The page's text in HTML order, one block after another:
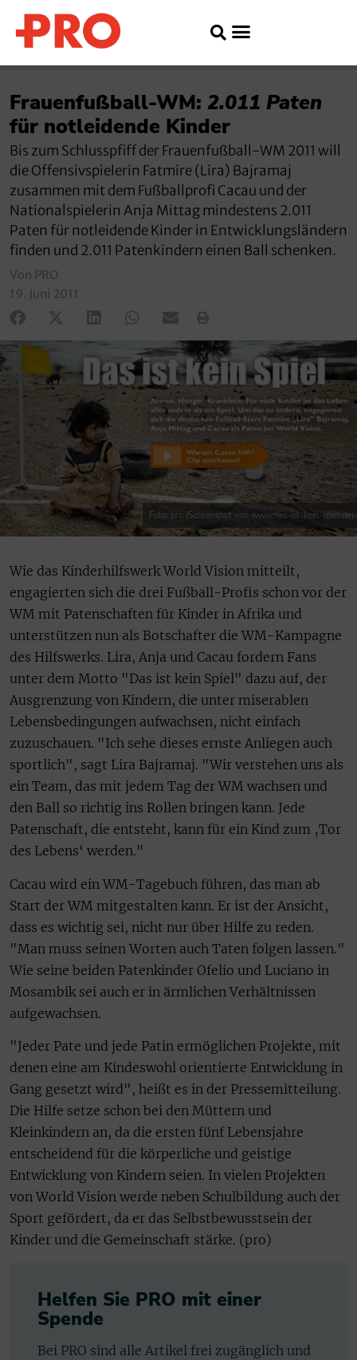
Frauenfußball-WM: 2.011 Paten
für notleidende Kinder
Bis zum Schlusspfiff der Frauenfußball-WM 2011 will
die Offensivspielerin Fatmire (Lira) Bajramaj
zusammen mit dem Fußballprofi Cacau und der
Nationalspielerin Anja Mittag mindestens 2.011
Paten für notleidende Kinder in Entwicklungsländern
finden und 2.011 Patenkindern einen Ball schenken.
Von PRO
19. Juni 2011
Foto: pro (Screenshot von www.das-ist-kein-spiel.de)
Wie das Kinderhilfswerk World Vision mitteilt,
engagierten sich die drei Fußball-Profis schon vor der
WM mit Patenschaften für Kinder in Afrika und
unterstützen nun als Botschafter die WM-Kampagne
des Hilfswerks. Lira, Anja und Cacau fordern Fans
unter dem Motto "Das ist kein Spiel" dazu auf, der
Ausgrenzung von Kindern, die unter miserablen
Lebensbedingungen aufwachsen, nicht einfach
zuzuschauen. "Ich sehe dieses ernste Anliegen auch
sportlich", sagt Lira Bajramaj. "Wir verstehen uns als
ein Team, das mit jedem Tag der WM wachsen und
den Ball so richtig ins Rollen bringen kann. Jede
Patenschaft, die entsteht, kann für ein Kind zum ‚Tor
des Lebens‘ werden."
Cacau wird ein WM-Tagebuch führen, das man ab
Start der WM mitgestalten kann. Er ist der Ansicht,
dass es wichtig sei, nicht nur über Hilfe zu reden.
"Man muss seinen Worten auch Taten folgen lassen."
Wie seine beiden Patenkinder Ofelio und Luciano in
Mosambik sei auch er in ärmlichen Verhältnissen
aufgewachsen.
"Jeder Pate und jede Patin ermöglichen Projekte, mit
denen eine am Kindeswohl orientierte Entwicklung in
Gang gesetzt wird", heißt es in der Pressemitteilung.
Die Hilfe setze schon bei den Müttern und
Kleinkindern an, da die ersten fünf Lebensjahre
entscheidend für die körperliche und geistige
Entwicklung von Kindern seien. In vielen Projekten
von World Vision werde neben Schulbildung auch der
Sport gefördert, da er das Selbstbewusstsein der
Kinder und die Gemeinschaft stärke. (pro)
Helfen Sie PRO mit einer
Spende
Bei PRO sind alle Artikel frei zugänglich und